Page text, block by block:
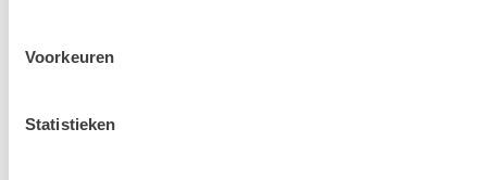
Voorkeuren
Statistieken
Disclaimer: Dit product is een verhuurproduct en kan gebruikssporen bevatten zoals krassen, deuken